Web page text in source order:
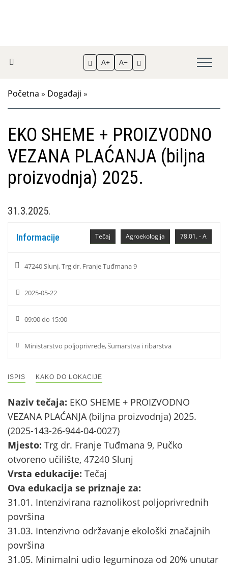
A+ A−
Početna » Događaji »
EKO SHEME + PROIZVODNO
VEZANA PLAĆANJA (biljna
proizvodnja) 2025.
31.3.2025.
78.01. - A
Agroekologija
Tečaj
Informacije
47240 Slunj, Trg dr. Franje Tuđmana 9
2025-05-22
09:00 do 15:00
Ministarstvo poljoprivrede, šumarstva i ribarstva
ISPIS KAKO DO LOKACIJE
Naziv tečaja: EKO SHEME + PROIZVODNO
VEZANA PLAĆANJA (biljna proizvodnja) 2025.
(2025-143-26-944-04-0027)
Mjesto: Trg dr. Franje Tuđmana 9, Pučko
otvoreno učilište, 47240 Slunj
Vrsta edukacije: Tečaj
Ova edukacija se priznaje za:
31.01. Intenzivirana raznolikost poljoprivrednih
površina
31.03. Intenzivno održavanje ekološki značajnih
površina
31.05. Minimalni udio leguminoza od 20% unutar